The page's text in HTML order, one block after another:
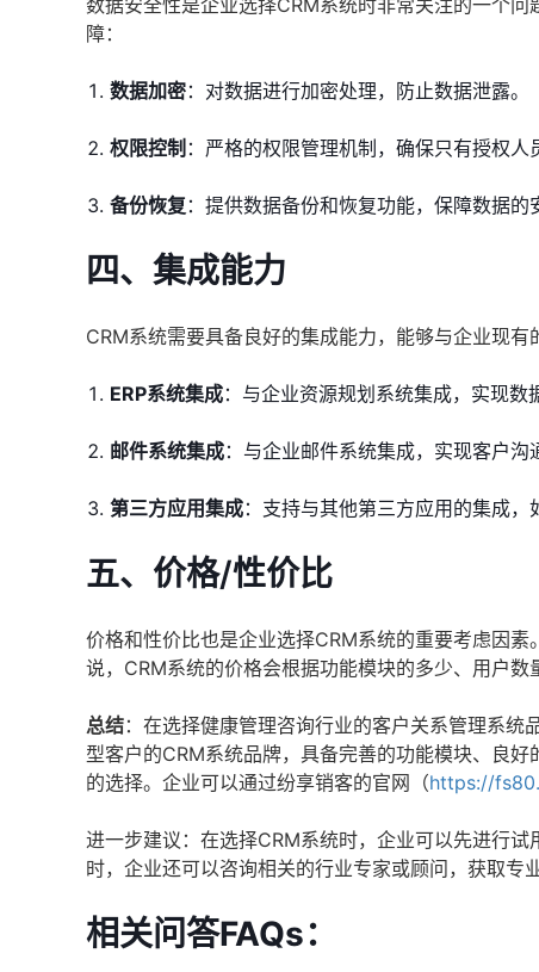
数据安全性是企业选择CRM系统时非常关注的一个
障：
数据加密：对数据进行加密处理，防止数据泄露。
权限控制 ：严格的权限管理机制，确保只有授权人
备份恢复 ：提供数据备份和恢复功能，保障数据的
四、集成能力
CRM系统需要具备良好的集成能力，能够与企业现有
ERP系统集成：与企业资源规划系统集成，实现数
邮件系统集成：与企业邮件系统集成，实现客户沟
第三方应用集成：支持与其他第三方应用的集成，
五、价格/性价比
价格和性价比也是企业选择CRM系统的重要考虑因
说，CRM系统的价格会根据功能模块的多少、用户数
总结：在选择健康管理咨询行业的客户关系管理系
型客户的CRM系统品牌，具备完善的功能模块、良
的选择。企业可以通过纷享销客的官网（https://
进一步建议：在选择CRM系统时，企业可以先进行
时，企业还可以咨询相关的行业专家或顾问，获取专
相关问答FAQs：